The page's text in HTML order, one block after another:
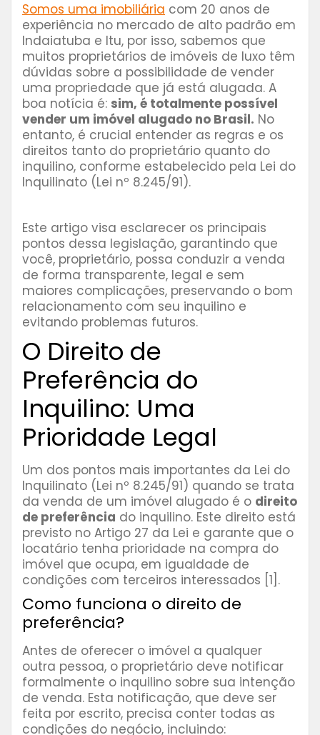
Somos uma imobiliária com 20 anos de
experiência no mercado de alto padrão em
Indaiatuba e Itu, por isso, sabemos que
muitos proprietários de imóveis de luxo têm
dúvidas sobre a possibilidade de vender
uma propriedade que já está alugada. A
boa notícia é: sim, é totalmente possível
vender um imóvel alugado no Brasil. No
entanto, é crucial entender as regras e os
direitos tanto do proprietário quanto do
inquilino, conforme estabelecido pela Lei do
Inquilinato (Lei nº 8.245/91).
Este artigo visa esclarecer os principais
pontos dessa legislação, garantindo que
você, proprietário, possa conduzir a venda
de forma transparente, legal e sem
maiores complicações, preservando o bom
relacionamento com seu inquilino e
evitando problemas futuros.
O Direito de
Preferência do
Inquilino: Uma
Prioridade Legal
Um dos pontos mais importantes da Lei do
Inquilinato (Lei nº 8.245/91) quando se trata
da venda de um imóvel alugado é o direito
de preferência do inquilino. Este direito está
previsto no Artigo 27 da Lei e garante que o
locatário tenha prioridade na compra do
imóvel que ocupa, em igualdade de
condições com terceiros interessados [1].
Como funciona o direito de
preferência?
Antes de oferecer o imóvel a qualquer
outra pessoa, o proprietário deve notificar
formalmente o inquilino sobre sua intenção
de venda. Esta notificação, que deve ser
feita por escrito, precisa conter todas as
condições do negócio, incluindo: